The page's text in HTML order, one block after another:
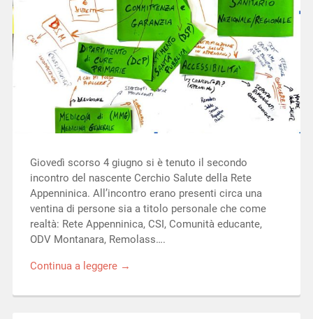
Giovedì scorso 4 giugno si è tenuto il secondo
incontro del nascente Cerchio Salute della Rete
Appenninica. All’incontro erano presenti circa una
ventina di persone sia a titolo personale che come
realtà: Rete Appenninica, CSI, Comunità educante,
ODV Montanara, Remolass….
Continua a leggere →